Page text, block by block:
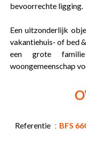
bevoorrechte ligging.
Een uitzonderlijk
vakantiehuis- of bed
een grote
woongemeenschap
Referentie BFS